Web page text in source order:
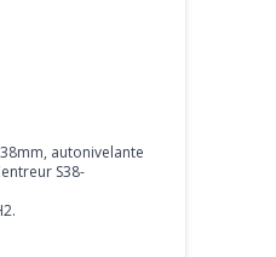
autonivelante
S38-